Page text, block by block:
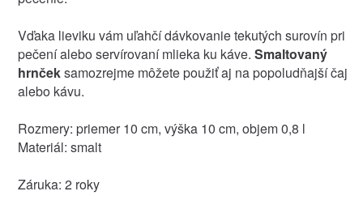
Vďaka lieviku vám uľahčí dávkovanie tekutých surovín pri
pečení alebo servírovaní mlieka ku káve. Smaltovaný
hrnčeksamozrejme môžete použiť aj na popoludňajší čaj
alebo kávu.
Rozmery: priemer 10 cm, výška 10 cm, objem 0,8 l
Materiál: smalt
Záruka: 2 roky